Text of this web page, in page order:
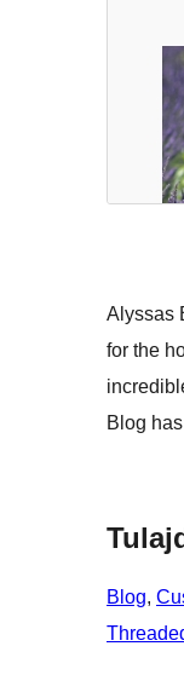
Alyssas
for the
Blog
Blog,